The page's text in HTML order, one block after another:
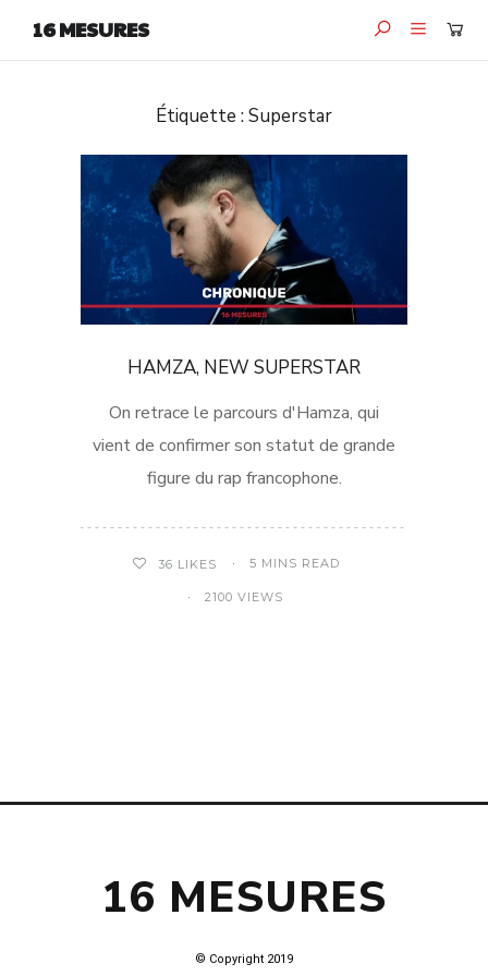
16 MESURES
Étiquette :Superstar
HAMZA, NEW SUPERSTAR
On retrace le parcours d'Hamza, qui
vient de confirmer son statut de grande
figure du rap francophone.
36 LIKES 5 MINS READ
2100 VIEWS
© Copyright 2019
16 MESURES